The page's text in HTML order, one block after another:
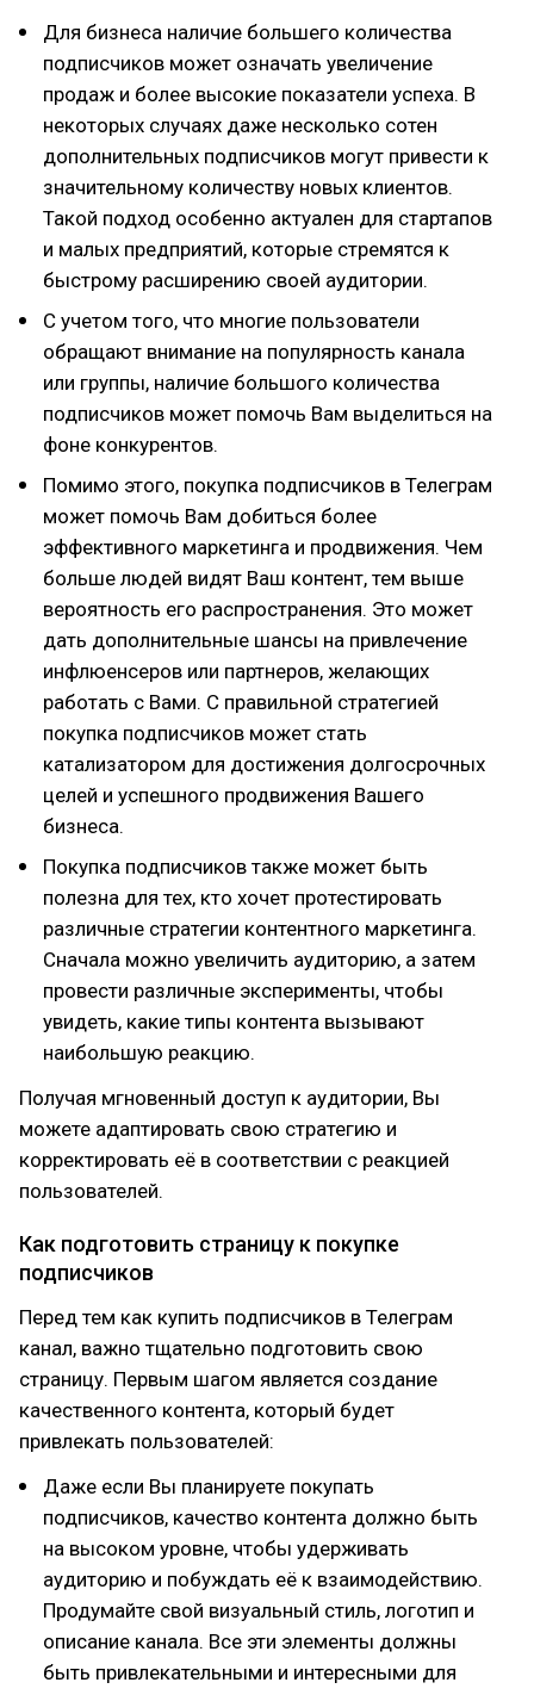
Для бизнеса наличие большего количества
подписчиков может означать увеличение
продаж и более высокие показатели успеха. В
некоторых случаях даже несколько сотен
дополнительных подписчиков могут привести к
значительному количеству новых клиентов.
Такой подход особенно актуален для стартапов
и малых предприятий, которые стремятся к
быстрому расширению своей аудитории.
С учетом того, что многие пользователи
обращают внимание на популярность канала
или группы, наличие большого количества
подписчиков может помочь Вам выделиться на
фоне конкурентов.
Помимо этого, покупка подписчиков в Телеграм
может помочь Вам добиться более
эффективного маркетинга и продвижения. Чем
больше людей видят Ваш контент, тем выше
вероятность его распространения. Это может
дать дополнительные шансы на привлечение
инфлюенсеров или партнеров, желающих
работать с Вами. С правильной стратегией
покупка подписчиков может стать
катализатором для достижения долгосрочных
целей и успешного продвижения Вашего
бизнеса.
Покупка подписчиков также может быть
полезна для тех, кто хочет протестировать
различные стратегии контентного маркетинга.
Сначала можно увеличить аудиторию, а затем
провести различные эксперименты, чтобы
увидеть, какие типы контента вызывают
наибольшую реакцию.
Получая мгновенный доступ к аудитории, Вы
можете адаптировать свою стратегию и
корректировать её в соответствии с реакцией
пользователей.
Как подготовить страницу к покупке
подписчиков
Перед тем как купить подписчиков в Телеграм
канал, важно тщательно подготовить свою
страницу. Первым шагом является создание
качественного контента, который будет
привлекать пользователей:
Даже если Вы планируете покупать
подписчиков, качество контента должно быть
на высоком уровне, чтобы удерживать
аудиторию и побуждать её к взаимодействию.
Продумайте свой визуальный стиль, логотип и
описание канала. Все эти элементы должны
быть привлекательными и интересными для